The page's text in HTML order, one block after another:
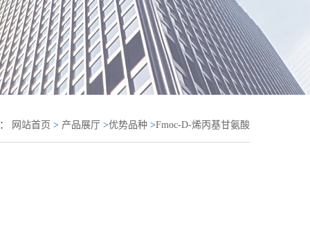
网站首页 > 产品展厅 >优势品种 >Fmoc-D-烯丙基甘氨酸